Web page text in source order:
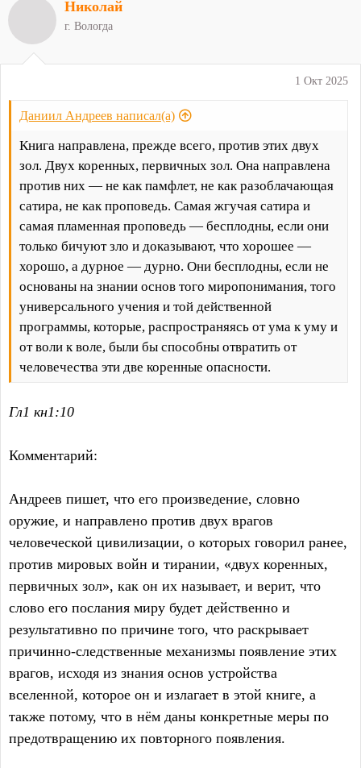
1 Окт 2025
Даниил Андреев написал(а)
Книга направлена, прежде всего, против этих двух
зол. Двух коренных, первичных зол. Она направлена
против них — не как памфлет, не как разоблачающая
сатира, не как проповедь. Самая жгучая сатира и
самая пламенная проповедь — бесплодны, если они
только бичуют зло и доказывают, что хорошее —
хорошо, а дурное — дурно. Они бесплодны, если не
основаны на знании основ того миропонимания, того
универсального учения и той действенной
программы, которые, распространяясь от ума к уму и
от воли к воле, были бы способны отвратить от
человечества эти две коренные опасности.
Гл1 кн1:10
Комментарий:
Андреев пишет, что его произведение, словно
оружие, и направлено против двух врагов
человеческой цивилизации, о которых говорил ранее,
против мировых войн и тирании, «двух коренных,
первичных зол», как он их называет, и верит, что
слово его послания миру будет действенно и
результативно по причине того, что раскрывает
причинно-следственные механизмы появление этих
врагов, исходя из знания основ устройства
вселенной, которое он и излагает в этой книге, а
также потому, что в нём даны конкретные меры по
предотвращению их повторного появления.
Николай
г. Вологда